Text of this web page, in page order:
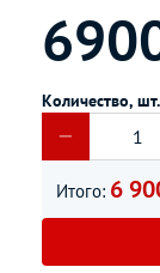
Количество, шт.
Итого: 6